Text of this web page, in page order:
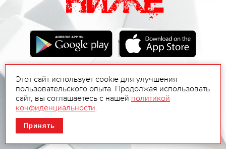
Этот сайт использует cookie для улучшения
пользовательского опыта. Продолжая использовать
сайт, вы соглашаетесь с нашей политикой
конфиденциальности.
Принять